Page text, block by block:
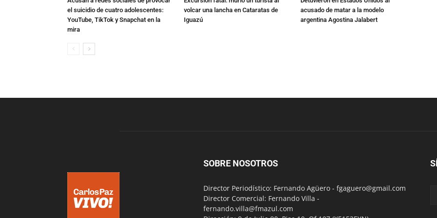
el suicidio de cuatro adolescentes:
YouTube, TikTok y Snapchat en la
mira
volcar una lancha en Cataratas de
Iguazú
acusado de matar a la modelo
argentina Agostina Jalabert
SOBRE NOSOTROS
Director Periodístico: Fernando Agüero - fgaguero@gmail.com
Director Comercial: Fernando Villa -
fernando.villa@fmazul.com